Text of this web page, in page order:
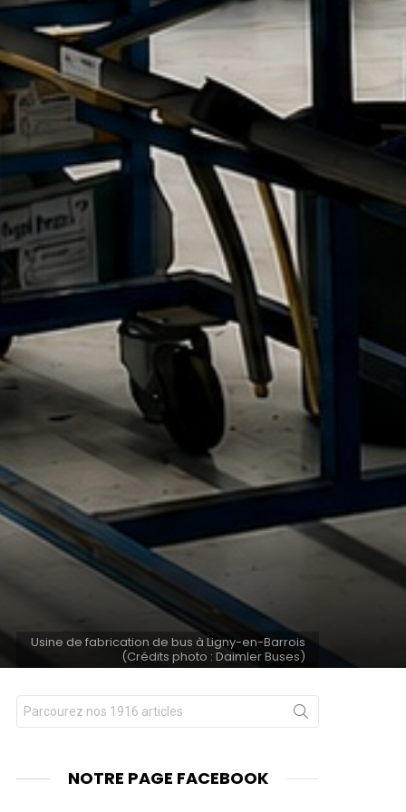
Usine de fabrication de bus à Ligny-en-Barrois
(Crédits photo : Daimler Buses)
Chercher
pour
NOTRE PAGE FACEBOOK